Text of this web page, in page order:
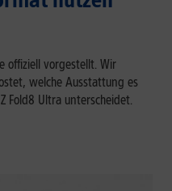
offiziell vorgestellt. Wir
welche Ausstattung es
Fold8 Ultra unterscheidet.